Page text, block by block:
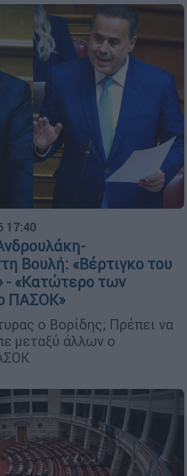
17:40
Βουλή: «Βέρτιγκο του
- «Κατώτερο των
ΠΑΣΟΚ»
ο Βορίδης; Πρέπει να
μεταξύ άλλων ο